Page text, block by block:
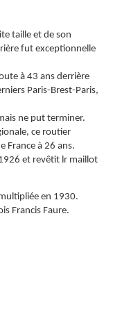
taille et de son
fut exceptionnelle
à 43 ans derrière
Paris-Brest-Paris,
ne put terminer.
ce routier
France à 26 ans.
et revêtit lr maillot
en 1930.
Francis Faure.